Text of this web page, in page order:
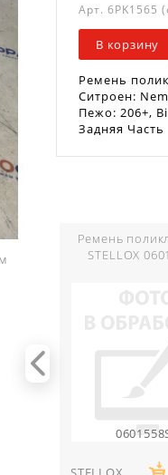
Арт.6PK1565
В корзину
Ремень
Ситроен:
Пежо: 206+,
Задняя Часть
Ремень
STELLOX